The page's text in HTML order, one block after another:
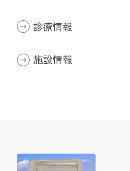
診療情報
施設情報